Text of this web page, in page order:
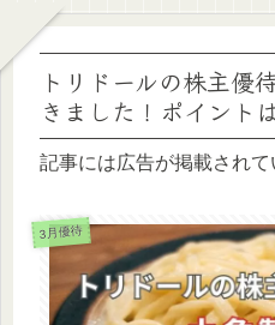
トリドールの株主優
きました！ポイント
記事には広告が掲載されて
3月優待